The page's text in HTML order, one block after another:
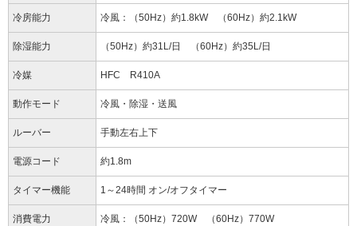
冷房能力 冷風：（50Hz）約1.8kW （60Hz）約2.1kW
除湿能力 （50Hz）約31L/日 （60Hz）約35L/日
冷媒 HFC R410A
動作モード 冷風・除湿・送風
ルーバー 手動左右上下
電源コード 約1.8m
タイマー機能 1～24時間 オン/オフタイマー
消費電力 冷風：（50Hz）720W （60Hz）770W